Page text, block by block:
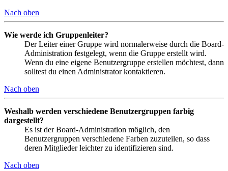
Nach oben
Wie werde ich Gruppenleiter?
Der Leiter einer Gruppe wird normalerweise durch die Board-
Administration festgelegt, wenn die Gruppe erstellt wird.
Wenn du eine eigene Benutzergruppe erstellen möchtest, dann
solltest du einen Administrator kontaktieren.
Nach oben
Weshalb werden verschiedene Benutzergruppen farbig
dargestellt?
Es ist der Board-Administration möglich, den
Benutzergruppen verschiedene Farben zuzuteilen, so dass
deren Mitglieder leichter zu identifizieren sind.
Nach oben